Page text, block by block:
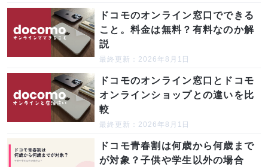
ドコモのオンライン窓口でできる
こと。料金は無料？有料なのか解
説
最終更新：2026年8月1日
ドコモのオンライン窓口とドコモ
オンラインショップとの違いを比
較
最終更新：2026年8月1日
ドコモ青春割は何歳から何歳まで
が対象？子供や学生以外の場合